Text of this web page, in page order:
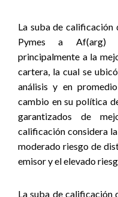
La suba de
Pymes a Af(arg)
principalmente a la
cartera, la cual se
análisis y en
cambio en su política
garantizados de
calificación considera
moderado riesgo de
emisor y el elevado
La suba de